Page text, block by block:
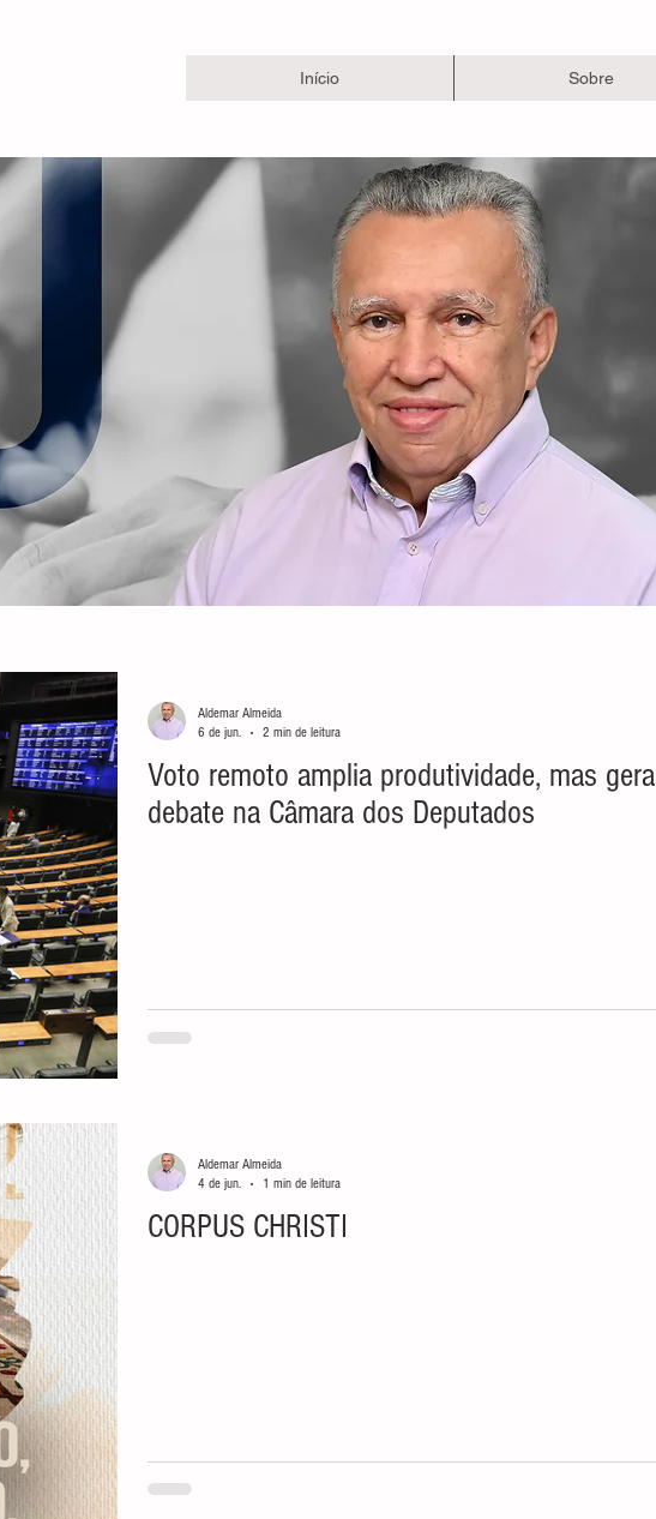
Início Sobre
Voto remoto amplia produtividade, mas gera
debate na Câmara dos Deputados
Aldemar Almeida
6 de jun.
2 min de leitura
CORPUS CHRISTI
Aldemar Almeida
4 de jun.
1 min de leitura